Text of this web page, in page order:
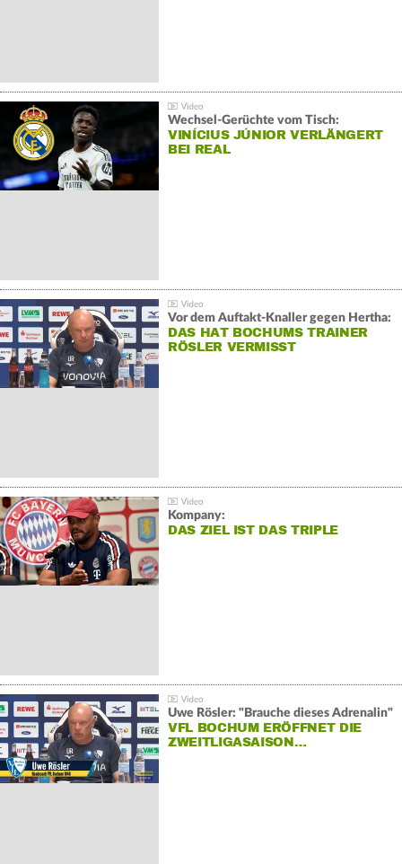
Wechsel-Gerüchte vom Tisch:
VINÍCIUS JÚNIOR VERLÄNGERT
BEI REAL
Vor dem Auftakt-Knaller gegen Hertha:
DAS HAT BOCHUMS TRAINER
RÖSLER VERMISST
Kompany:
DAS ZIEL IST DAS TRIPLE
Uwe Rösler: "Brauche dieses Adrenalin"
VFL BOCHUM ERÖFFNET DIE
ZWEITLIGASAISON…